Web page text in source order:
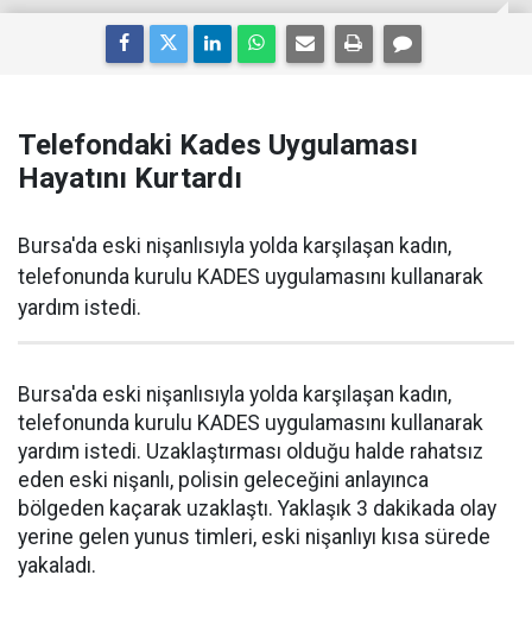
Telefondaki Kades Uygulaması
Hayatını Kurtardı
Bursa'da eski nişanlısıyla yolda karşılaşan kadın,
telefonunda kurulu KADES uygulamasını kullanarak
yardım istedi.
Bursa'da eski nişanlısıyla yolda karşılaşan kadın,
telefonunda kurulu KADES uygulamasını kullanarak
yardım istedi. Uzaklaştırması olduğu halde rahatsız
eden eski nişanlı, polisin geleceğini anlayınca
bölgeden kaçarak uzaklaştı. Yaklaşık 3 dakikada olay
yerine gelen yunus timleri, eski nişanlıyı kısa sürede
yakaladı.